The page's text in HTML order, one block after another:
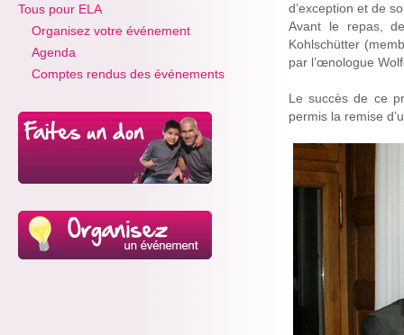
Tous pour ELA
Organisez votre événement
Agenda
Comptes rendus des événements
d’exception et de
Avant le repas,
Kohlschütter
par l’œnologue
Le succès de ce
permis la remise